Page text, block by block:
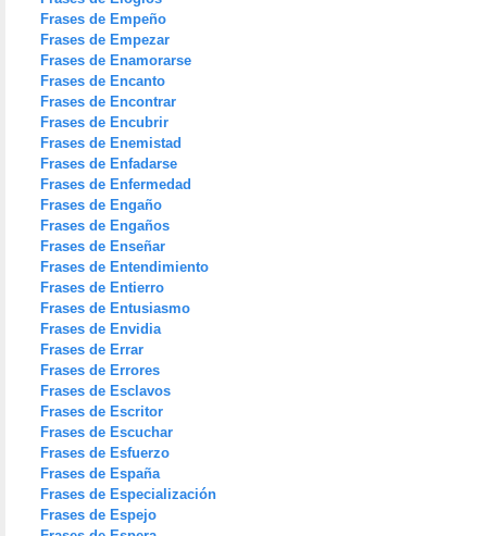
Frases de Empeño
Frases de Empezar
Frases de Enamorarse
Frases de Encanto
Frases de Encontrar
Frases de Encubrir
Frases de Enemistad
Frases de Enfadarse
Frases de Enfermedad
Frases de Engaño
Frases de Engaños
Frases de Enseñar
Frases de Entendimiento
Frases de Entierro
Frases de Entusiasmo
Frases de Envidia
Frases de Errar
Frases de Errores
Frases de Esclavos
Frases de Escritor
Frases de Escuchar
Frases de Esfuerzo
Frases de España
Frases de Especialización
Frases de Espejo